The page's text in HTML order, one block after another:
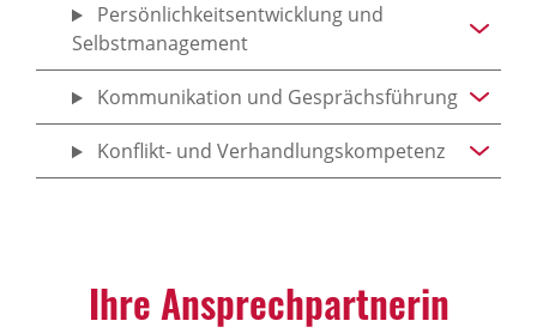
Persönlichkeitsentwicklung und
Selbstmanagement
Kommunikation und Gesprächsführung
Konflikt- und Verhandlungskompetenz
Ihre Ansprechpartnerin